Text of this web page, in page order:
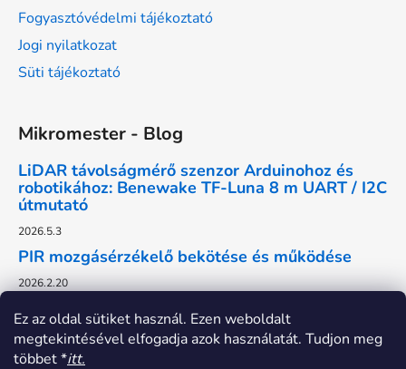
Ez az oldal sütiket használ. Ezen weboldalt
megtekintésével elfogadja azok használatát. Tudjon meg
többet *itt.
Fogyasztóvédelmi tájékoztató
Jogi nyilatkozat
Süti tájékoztató
Mikromester - Blog
LiDAR távolságmérő szenzor Arduinohoz és
robotikához: Benewake TF-Luna 8 m UART / I2C
útmutató
2026.5.3
PIR mozgásérzékelő bekötése és működése
2026.2.20